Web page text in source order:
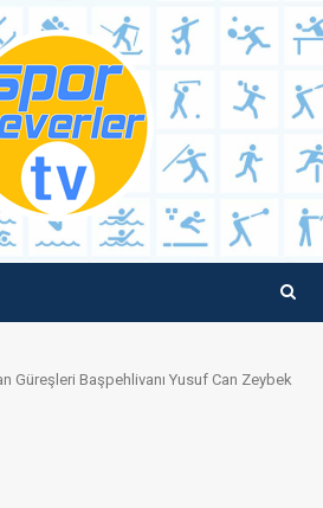
Güreşleri Başpehlivanı Yusuf Can Zeybek